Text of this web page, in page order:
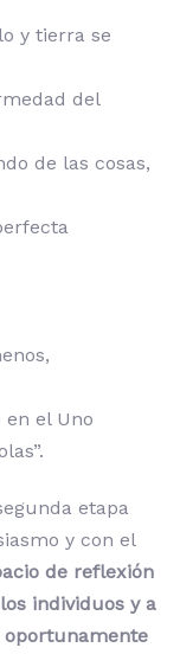
y tierra se
del
de las cosas,
el Uno
etapa
y con el
de reflexión
individuos y a
oportunamente